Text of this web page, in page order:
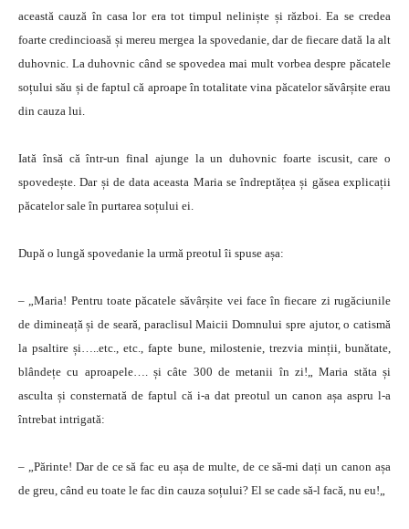
această cauză în casa lor era tot timpul neliniște și război. Ea se credea
foarte credincioasă și mereu mergea la spovedanie, dar de fiecare dată la alt
duhovnic. La duhovnic când se spovedea mai mult vorbea despre păcatele
soțului său și de faptul că aproape în totalitate vina păcatelor săvârșite erau
din cauza lui.
Iată însă că într-un final ajunge la un duhovnic foarte iscusit, care o
spovedește. Dar și de data aceasta Maria se îndreptățea și găsea explicații
păcatelor sale în purtarea soțului ei.
După o lungă spovedanie la urmă preotul îi spuse așa:
– „Maria! Pentru toate păcatele săvârșite vei face în fiecare zi rugăciunile
de dimineață și de seară, paraclisul Maicii Domnului spre ajutor, o catismă
la psaltire și…..etc., etc., fapte bune, milostenie, trezvia minții, bunătate,
blândețe cu aproapele…. și câte 300 de metanii în zi!„ Maria stăta și
asculta și consternată de faptul că i-a dat preotul un canon așa aspru l-a
întrebat intrigată:
– „Părinte! Dar de ce să fac eu așa de multe, de ce să-mi dați un canon așa
de greu, când eu toate le fac din cauza soțului? El se cade să-l facă, nu eu!„